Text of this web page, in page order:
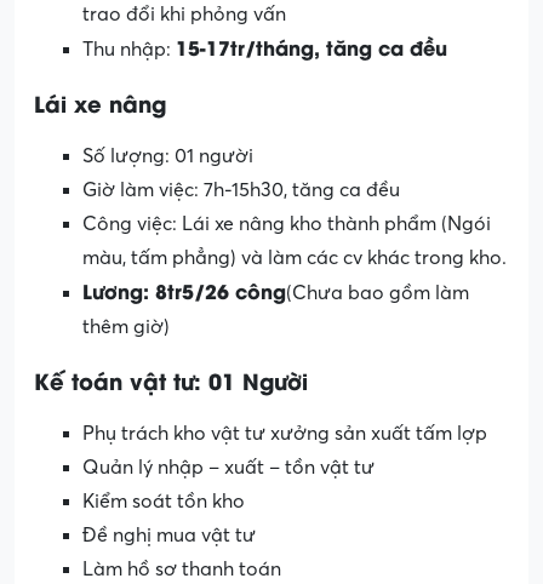
trao đổi khi phỏng vấn
Thu nhập: 15-17tr/tháng, tăng ca đều
Lái xe nâng
Số lượng: 01 người
Giờ làm việc: 7h-15h30, tăng ca đều
Công việc: Lái xe nâng kho thành phẩm (Ngói
màu, tấm phẳng) và làm các cv khác trong kho.
Lương: 8tr5/26 công(Chưa bao gồm làm
thêm giờ)
Kế toán vật tư: 01 Người
Phụ trách kho vật tư xưởng sản xuất tấm lợp
Quản lý nhập – xuất – tồn vật tư
Kiểm soát tồn kho
Đề nghị mua vật tư
Làm hồ sơ thanh toán